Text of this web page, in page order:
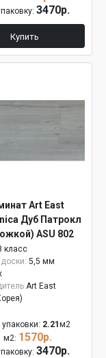
3470р.
Купить
Art East
Дуб Патрокл
ASU 802
класс
5,5 мм
Art East
2.21 м2
м2: 1570р.
3470р.